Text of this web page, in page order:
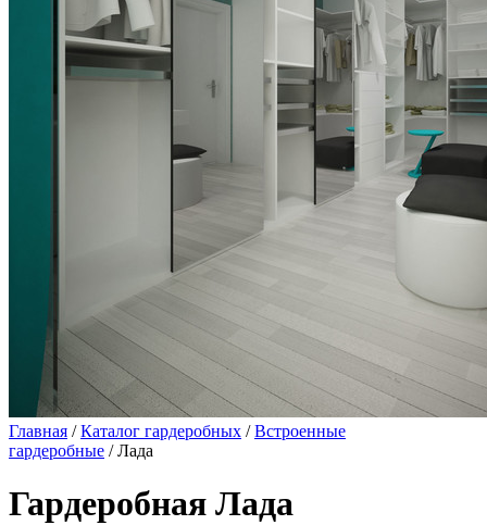
Главная /Каталог гардеробных /Встроенные
гардеробные / Лада
Гардеробная Лада